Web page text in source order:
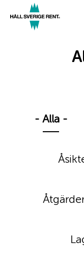
huvudinnehåll
- Alla -